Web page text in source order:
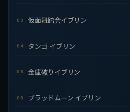
03 仮面舞踏会イブリン
04 タンゴ イブリン
05 金庫破りイブリン
06 ブラッドムーン イブリン